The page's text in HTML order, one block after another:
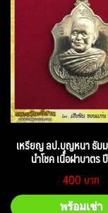
เหรียญ ลป.บุญหนา ธัม
นำโชค เนื้อฝาบาตร
400
พร้อมเช่า